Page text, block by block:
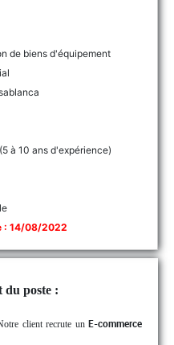
de biens d'équipement
à 10 ans d'expérience)
: 14/08/2022
du poste :
client recrute unE-commerce